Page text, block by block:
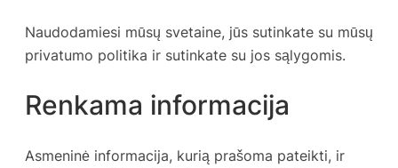
Naudodamiesi mūsų svetaine, jūs sutinkate su mūsų
privatumo politika ir sutinkate su jos sąlygomis.
Renkama informacija
Asmeninė informacija, kurią prašoma pateikti, ir